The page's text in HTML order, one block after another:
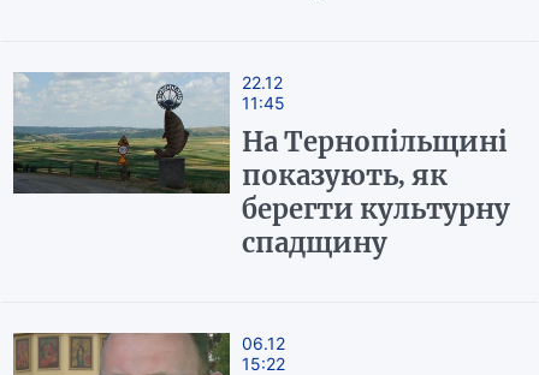
22.12
11:45
На Тернопільщині
показують, як
берегти культурну
спадщину
06.12
15:22